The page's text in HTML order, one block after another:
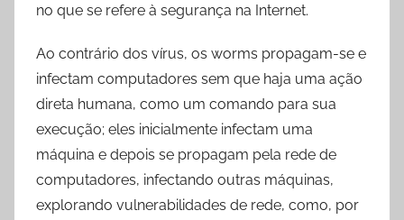
no que se refere à segurança na Internet.
Ao contrário dos vírus, os worms propagam-se e
infectam computadores sem que haja uma ação
direta humana, como um comando para sua
execução; eles inicialmente infectam uma
máquina e depois se propagam pela rede de
computadores, infectando outras máquinas,
explorando vulnerabilidades de rede, como, por